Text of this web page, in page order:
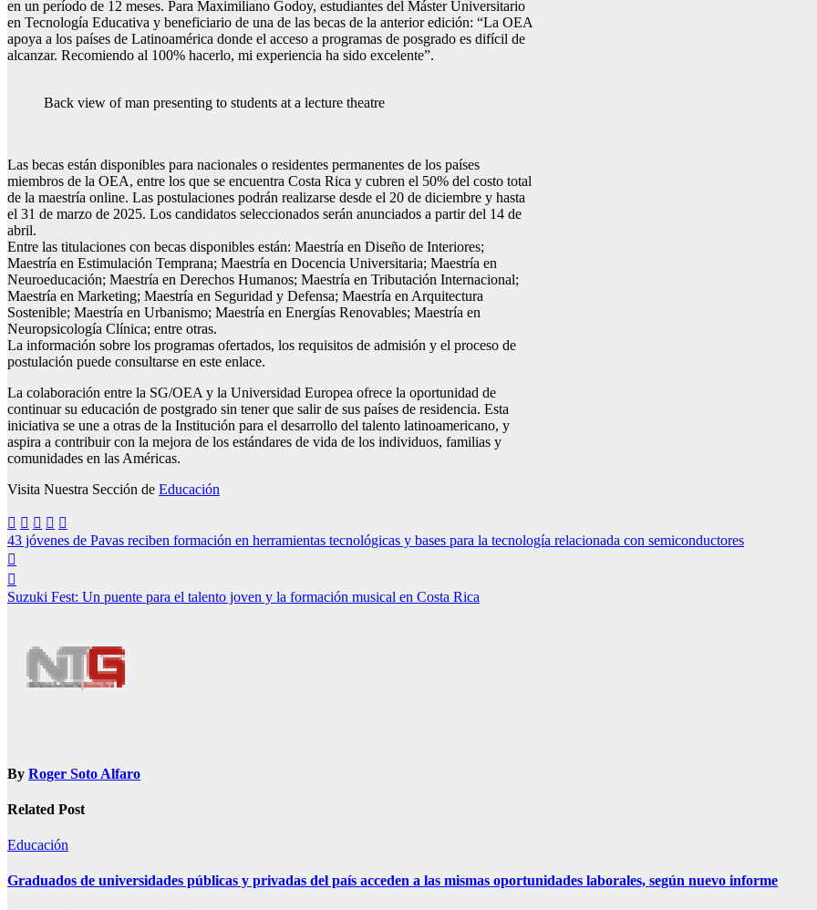
en un período de 12 meses. Para Maximiliano Godoy, estudiantes del Máster Universitario
en Tecnología Educativa y beneficiario de una de las becas de la anterior edición: “La OEA
apoya a los países de Latinoamérica donde el acceso a programas de posgrado es difícil de
alcanzar. Recomiendo al 100% hacerlo, mi experiencia ha sido excelente”.
Back view of man presenting to students at a lecture theatre
Las becas están disponibles para nacionales o residentes permanentes de los países
miembros de la OEA, entre los que se encuentra Costa Rica y cubren el 50% del costo total
de la maestría online. Las postulaciones podrán realizarse desde el 20 de diciembre y hasta
el 31 de marzo de 2025. Los candidatos seleccionados serán anunciados a partir del 14 de
abril.
Entre las titulaciones con becas disponibles están: Maestría en Diseño de Interiores;
Maestría en Estimulación Temprana; Maestría en Docencia Universitaria; Maestría en
Neuroeducación; Maestría en Derechos Humanos; Maestría en Tributación Internacional;
Maestría en Marketing; Maestría en Seguridad y Defensa; Maestría en Arquitectura
Sostenible; Maestría en Urbanismo; Maestría en Energías Renovables; Maestría en
Neuropsicología Clínica; entre otras.
La información sobre los programas ofertados, los requisitos de admisión y el proceso de
postulación puede consultarse en este enlace.
La colaboración entre la SG/OEA y la Universidad Europea ofrece la oportunidad de
continuar su educación de postgrado sin tener que salir de sus países de residencia. Esta
iniciativa se une a otras de la Institución para el desarrollo del talento latinoamericano, y
aspira a contribuir con la mejora de los estándares de vida de los individuos, familias y
comunidades en las Américas.
Visita Nuestra Sección de Educación
Navegación
de
entradas
43 jóvenes de Pavas reciben formación en herramientas tecnológicas y bases para la tecnología relacionada con semiconductores
Suzuki Fest: Un puente para el talento joven y la formación musical en Costa Rica
By Roger Soto Alfaro
Related Post
Educación
Graduados de universidades públicas y privadas del país acceden a las mismas oportunidades laborales, según nuevo informe